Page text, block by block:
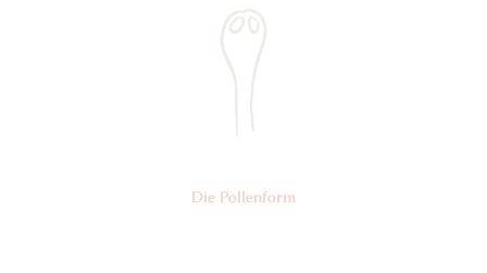
Die Pollen­form